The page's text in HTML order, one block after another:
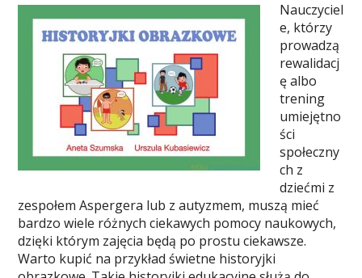
Nauczyciel
e, którzy
prowadzą
rewalidacj
ę albo
trening
umiejętno
ści
społeczny
ch z
dziećmi z
zespołem Aspergera lub z autyzmem, muszą mieć
bardzo wiele różnych ciekawych pomocy naukowych,
dzięki którym zajęcia będą po prostu ciekawsze.
Warto kupić na przykład świetne historyjki